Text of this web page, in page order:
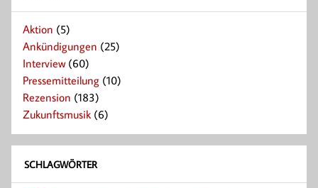
Aktion (5)
Ankündigungen (25)
Interview(60)
Pressemitteilung (10)
Rezension (183)
Zukunftsmusik(6)
SCHLAGWÖRTER